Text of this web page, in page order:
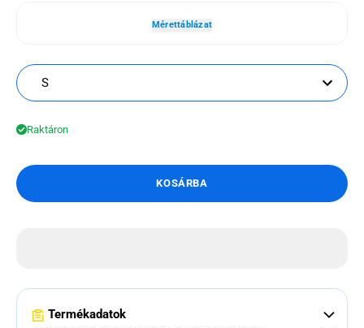
Mérettáblázat
S
Raktáron
KOSÁRBA
Termékadatok